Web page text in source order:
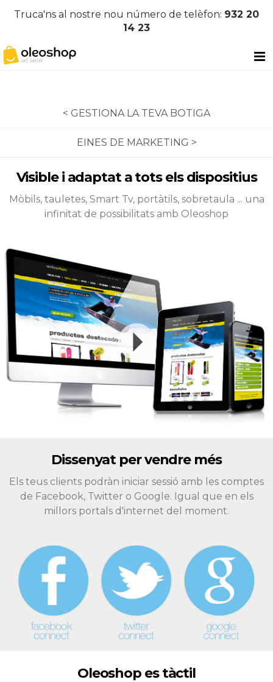
Truca'ns al nostre nou número de telèfon: 932 20
14 23
< GESTIONA LA TEVA BOTIGA
EINES DE MARKETING >
Visible i adaptat a tots els dispositius
Mòbils, tauletes, Smart Tv, portàtils, sobretaula ... una
infinitat de possibilitats amb Oleoshop
Dissenyat per vendre més
Els teus clients podràn iniciar sessió amb les comptes
de Facebook, Twitter o Google. Igual que en els
millors portals d'internet del moment.
Oleoshop es tàctil